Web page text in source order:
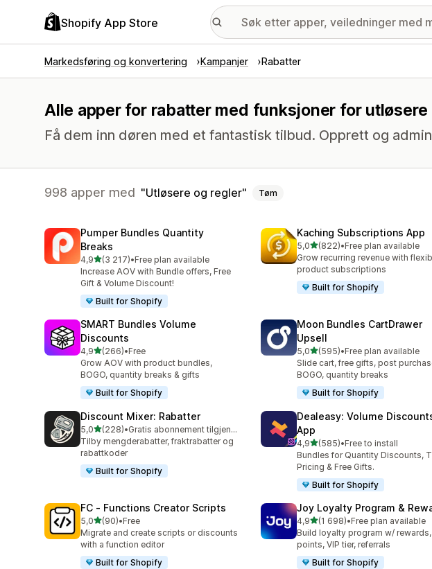
Shopify App Store
Markedsføring og konvertering Kampanjer Rabatter
Alle apper for rabatter med funksjoner for utløsere
Få dem inn døren med et fantastisk tilbud. Opprett og
998 apper med Utløsere og regler Tøm
Pumper Bundles Quantity
Breaks
4,9av 5 stjerner
(3 217)
Totalt 3217 omtaler
•Free plan available
Increase AOV with Bundle offers, Free
Gift & Volume Discount!
Built for Shopify
Kaching Subscriptions App
5,0av 5 stjerner
(822)
Totalt 822 omtaler
•Free plan available
Grow recurring revenue with
product subscriptions
Built for Shopify
SMART Bundles Volume
Discounts
4,9av 5 stjerner
(266)
Totalt 266 omtaler
•Free
Grow AOV with product bundles,
BOGO, quantity breaks & gifts
Built for Shopify
Moon Bundles CartDrawer
Upsell
5,0av 5 stjerner
(595)
Totalt 595 omtaler
•Free plan available
Slide cart, free gifts, post
BOGO, quantity breaks
Built for Shopify
Discount Mixer: Rabatter
5,0av 5 stjerner
(228)
Totalt 228 omtaler
•
Gratis abonnement tilgjengelig
Tilby mengderabatter, fraktrabatter og
rabattkoder
Built for Shopify
Dealeasy: Volume
App
4,9av 5 stjerner
(585)
Totalt 585 omtaler
•Free to install
Bundles for Quantity Discounts,
Pricing & Free Gifts.
Built for Shopify
FC ‑ Functions Creator Scripts
5,0av 5 stjerner
(90)
Totalt 90 omtaler
•Free
Migrate and create scripts or discounts
with a function editor
Built for Shopify
Joy Loyalty Program &
4,9av 5 stjerner
(1 698)
Totalt 1698 omtaler
•Free plan available
Build loyalty program w/ rewards,
points, VIP tier, referrals
Built for Shopify